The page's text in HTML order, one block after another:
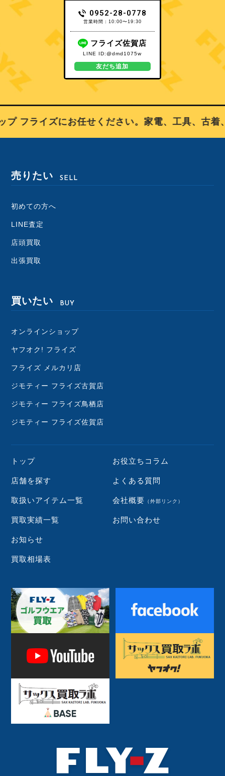
0952-28-0778
営業時間：10:00〜19:30
フライズ佐賀店
LINE ID:@dmd1075w
友だち追加
ライズにお任せください。家電、工具、古着
売りたい SELL
初めての方へ
LINE査定
店頭買取
出張買取
買いたい BUY
オンラインショップ
ヤフオク! フライズ
フライズ メルカリ店
ジモティー フライズ古賀店
ジモティー フライズ鳥栖店
ジモティー フライズ佐賀店
トップ
店舗を探す
取扱いアイテム一覧
買取実績一覧
お知らせ
買取相場表
お役立ちコラム
よくある質問
会社概要 （外部リンク）
お問い合わせ